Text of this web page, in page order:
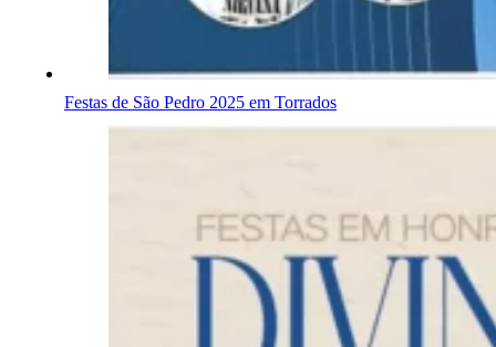
Festas de São Pedro 2025 em Torrados